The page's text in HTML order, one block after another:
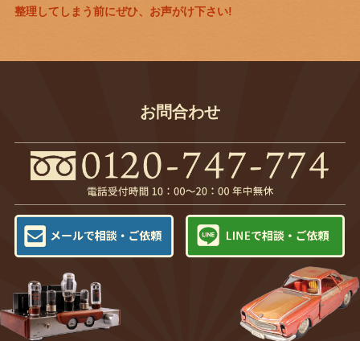
整理してしまう前にぜひ、お声がけ下さい!
お問合わせ